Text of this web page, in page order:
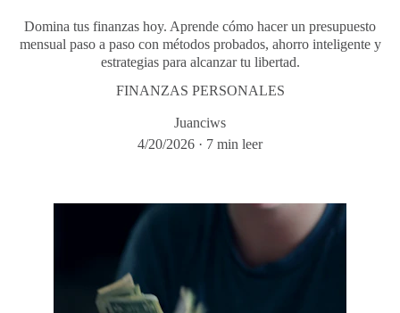
Domina tus finanzas hoy. Aprende cómo hacer un presupuesto
mensual paso a paso con métodos probados, ahorro inteligente y
estrategias para alcanzar tu libertad.
FINANZAS PERSONALES
Juanciws
4/20/2026
7 min leer